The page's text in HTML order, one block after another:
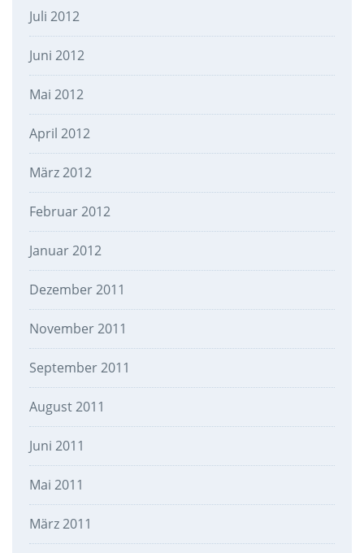
Juli 2012
Juni 2012
Mai 2012
April 2012
März 2012
Februar 2012
Januar 2012
Dezember 2011
November 2011
September 2011
August 2011
Juni 2011
Mai 2011
März 2011